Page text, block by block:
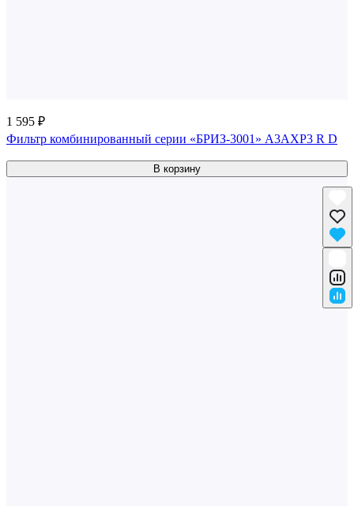
1 595 ₽
Фильтр комбинированный серии «БРИЗ-3001» A3AXP3 R D
В корзину